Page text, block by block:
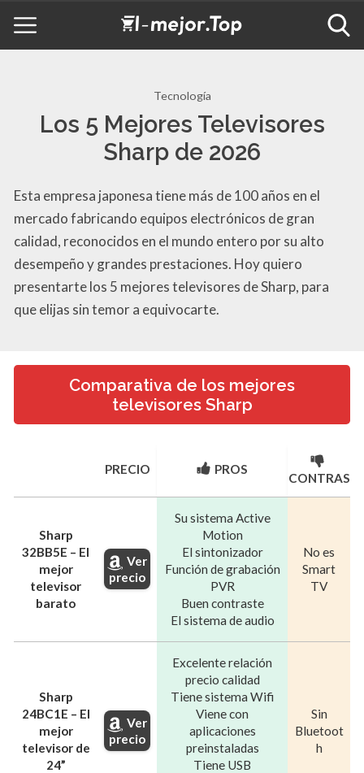
Tecnología
Los 5 Mejores Televisores
Sharp de 2026
Esta empresa japonesa tiene más de 100 años en el
mercado fabricando equipos electrónicos de gran
calidad, reconocidos en el mundo entero por su alto
desempeño y grandes prestaciones. Hoy quiero
presentarte los 5 mejores televisores de Sharp, para
que elijas sin temor a equivocarte.
Comparativa de los mejores
televisores Sharp
PRECIO PROS
CONTRAS
Sharp
32BB5E – El
mejor
televisor
barato
Ver
precio
Su sistema Active
Motion
El sintonizador
Función de grabación
PVR
Buen contraste
El sistema de audio
No es
Smart
TV
Sharp
24BC1E – El
mejor
televisor de
24”
Ver
precio
Excelente relación
precio calidad
Tiene sistema Wifi
Viene con
aplicaciones
preinstaladas
Tiene USB
Sin
Bluetoot
h